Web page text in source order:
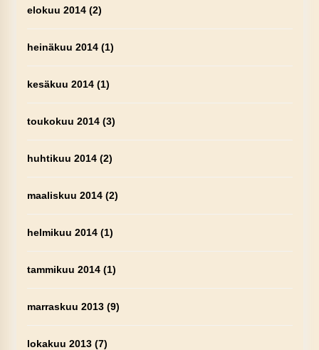
elokuu 2014(2)
heinäkuu 2014(1)
kesäkuu 2014(1)
toukokuu 2014(3)
huhtikuu 2014(2)
maaliskuu 2014(2)
helmikuu 2014(1)
tammikuu 2014(1)
marraskuu 2013(9)
lokakuu 2013(7)